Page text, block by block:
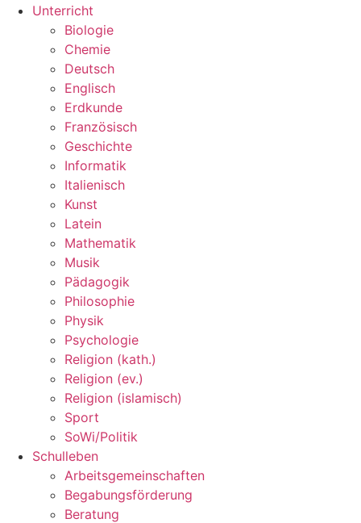
Unterricht
Biologie
Chemie
Deutsch
Englisch
Erdkunde
Französisch
Geschichte
Informatik
Italienisch
Kunst
Latein
Mathematik
Musik
Pädagogik
Philosophie
Physik
Psychologie
Religion (kath.)
Religion (ev.)
Religion (islamisch)
Sport
SoWi/Politik
Schulleben
Arbeitsgemeinschaften
Begabungsförderung
Beratung